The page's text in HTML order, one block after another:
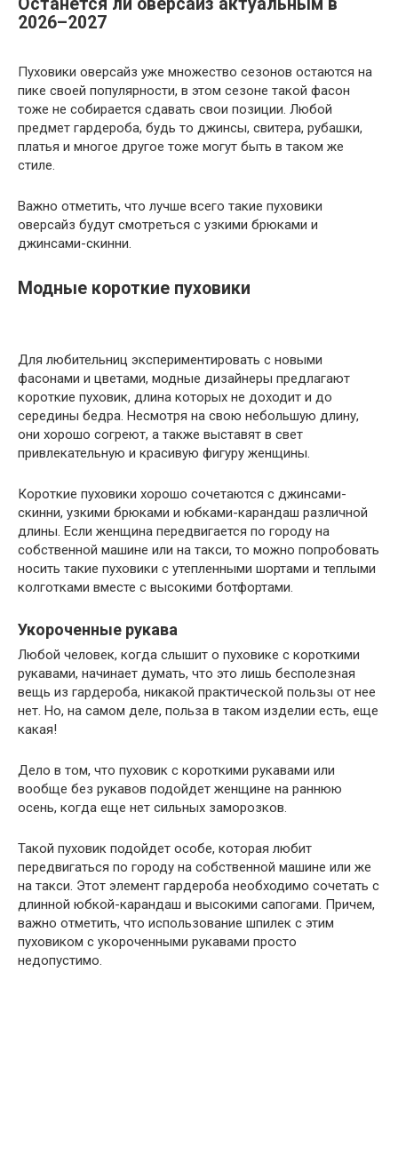
2026–2027
Пуховики оверсайз уже множество сезонов остаются на
пике своей популярности, в этом сезоне такой фасон
тоже не собирается сдавать свои позиции. Любой
предмет гардероба, будь то джинсы, свитера, рубашки,
платья и многое другое тоже могут быть в таком же
стиле.
Важно отметить, что лучше всего такие пуховики
оверсайз будут смотреться с узкими брюками и
джинсами-скинни.
Модные короткие пуховики
Для любительниц экспериментировать с новыми
фасонами и цветами, модные дизайнеры предлагают
короткие пуховик, длина которых не доходит и до
середины бедра. Несмотря на свою небольшую длину,
они хорошо согреют, а также выставят в свет
привлекательную и красивую фигуру женщины.
Короткие пуховики хорошо сочетаются с джинсами-
скинни, узкими брюками и юбками-карандаш различной
длины. Если женщина передвигается по городу на
собственной машине или на такси, то можно попробовать
носить такие пуховики с утепленными шортами и теплыми
колготками вместе с высокими ботфортами.
Укороченные рукава
Любой человек, когда слышит о пуховике с короткими
рукавами, начинает думать, что это лишь бесполезная
вещь из гардероба, никакой практической пользы от нее
нет. Но, на самом деле, польза в таком изделии есть, еще
какая!
Дело в том, что пуховик с короткими рукавами или
вообще без рукавов подойдет женщине на раннюю
осень, когда еще нет сильных заморозков.
Такой пуховик подойдет особе, которая любит
передвигаться по городу на собственной машине или же
на такси. Этот элемент гардероба необходимо сочетать с
длинной юбкой-карандаш и высокими сапогами. Причем,
важно отметить, что использование шпилек с этим
пуховиком с укороченными рукавами просто
недопустимо.